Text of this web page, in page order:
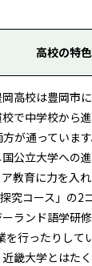
高校の特
高校は豊岡市
で中学校から
が通っていま
公立大学への
教育に力を入
究コース」の2
ランド語学研
を行ったりして
畿大学とはた